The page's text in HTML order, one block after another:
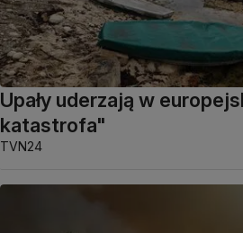
Upały uderzają w
katastrofa"
TVN24